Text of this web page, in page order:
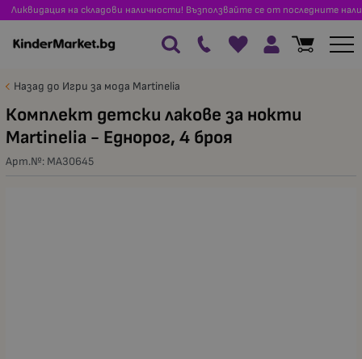
Ликвидация на складови наличности! Възползвайте се от последните
Назад до Игри за мода Martinelia
Комплект детски лакове за нокти
Martinelia - Еднорог, 4 броя
Арт.№: MA30645